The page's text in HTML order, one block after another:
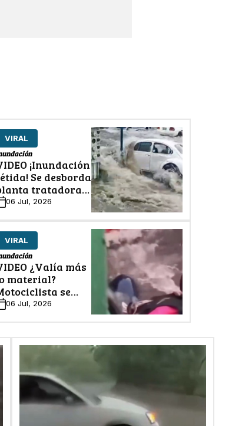
VIRAL
¡Inundación
Se desborda
tratadora
zona
06 Jul, 2026
VIRAL
¿Valía más
material?
se
a dejar su
06 Jul, 2026